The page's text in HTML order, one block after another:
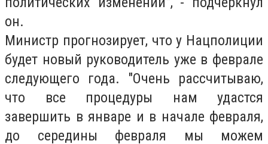
он.
Министр прогнозирует, что у Нацполиции
будет новый руководитель уже в феврале
следующего года. "Очень рассчитываю,
что все процедуры нам удастся
завершить в январе и в начале февраля,
до середины февраля мы можем